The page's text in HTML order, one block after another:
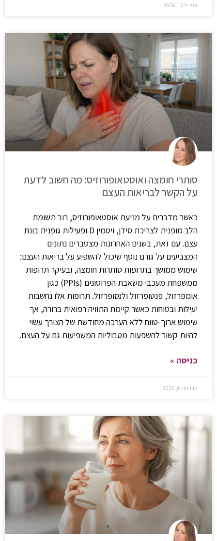
אפריל 16, 2026
סותרי חומצה ואוסטאופורוזיס: מה חשוב לדעת
על הקשר לבריאות העצם
כאשר מדברים על מניעת אוסטאופורוזיס, רוב תשומת
הלב מופנית לצריכת סידן, ויטמין D ופעילות גופנית בונת
עצם. עם זאת, בשנים האחרונות מצטברים נתונים
המצביעים על גורם נוסף שיכול להשפיע על בריאות העצם:
שימוש ממושך בתרופות סותרות חומצה, ובעיקר תרופות
ממשפחת מעכבי משאבת הפרוטונים (PPIs) כגון
אומפרזול, פנטופרזול ולנסופרזול. תרופות אלו נחשבות
יעילות ובטוחות כאשר קיימת התוויה רפואית ברורה, אך
שימוש ארוך-טווח ללא הערכה מחודשת של הצורך עשוי
להיות קשור להשפעות מטבוליות המשפיעות גם על העצם.
כניסה »
פברואר 8, 2026